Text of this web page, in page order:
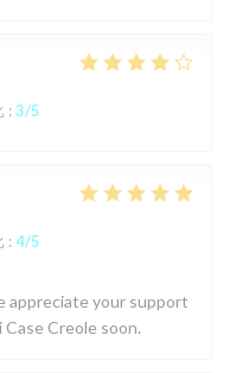
: 3/5
: 4/5
appreciate your support
Creole soon.